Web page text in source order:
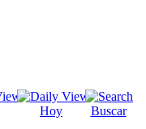
Hoy
Buscar